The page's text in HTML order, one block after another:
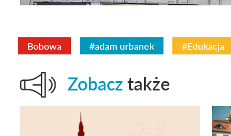
Bobowa #adam urbanek #Edukacja
Zobacz także